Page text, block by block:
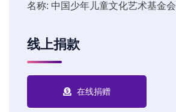
名称: 中国少年儿童文化艺术基金会
线上捐款
在线捐赠